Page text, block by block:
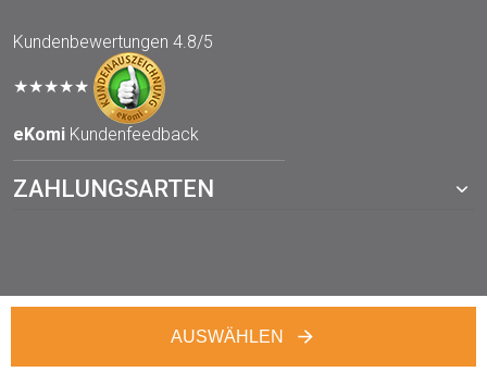
AUSWÄHLEN
Kundenbewertungen 4.8/5
★★★★★
eKomi Kundenfeedback
ZAHLUNGSARTEN
© 2021 TOPP-DRUCKWERKSTATT.de – ein Webshop von der